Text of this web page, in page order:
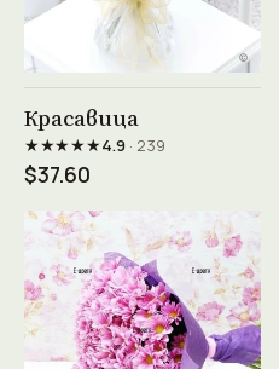
Красавица
★★★★★4.9· 239
$37.60